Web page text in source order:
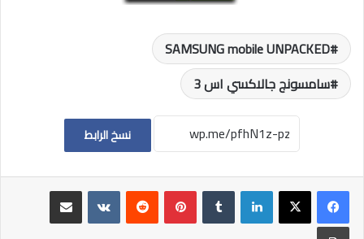
SAMSUNG mobile UNPACKED
سامسونج جالاكسي اس 3
نسخ الرابط
لينكدإن بينتيريست
مشاركة عبر البريد
طباعة